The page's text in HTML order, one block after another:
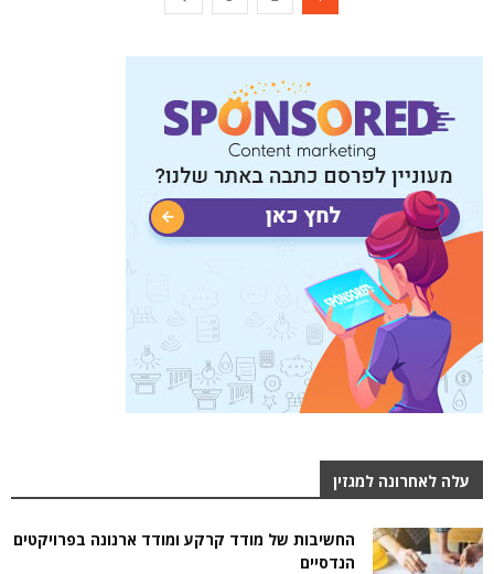
עלה לאחרונה למגזין
החשיבות של מודד קרקע ומודד ארנונה בפרויקטים
הנדסיים